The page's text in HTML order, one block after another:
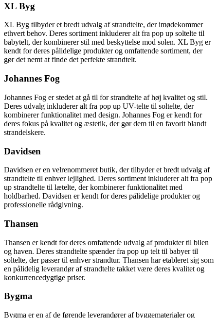
XL Byg
XL Byg tilbyder et bredt udvalg af strandtelte, der imødekommer
ethvert behov. Deres sortiment inkluderer alt fra pop up soltelte til
babytelt, der kombinerer stil med beskyttelse mod solen. XL Byg er
kendt for deres pålidelige produkter og omfattende sortiment, der
gør det nemt at finde det perfekte strandtelt.
Johannes Fog
Johannes Fog er stedet at gå til for strandtelte af høj kvalitet og stil.
Deres udvalg inkluderer alt fra pop up UV-telte til soltelte, der
kombinerer funktionalitet med design. Johannes Fog er kendt for
deres fokus på kvalitet og æstetik, der gør dem til en favorit blandt
strandelskere.
Davidsen
Davidsen er en velrenommeret butik, der tilbyder et bredt udvalg af
strandtelte til enhver lejlighed. Deres sortiment inkluderer alt fra pop
up strandtelte til lætelte, der kombinerer funktionalitet med
holdbarhed. Davidsen er kendt for deres pålidelige produkter og
professionelle rådgivning.
Thansen
Thansen er kendt for deres omfattende udvalg af produkter til bilen
og haven. Deres strandtelte spænder fra pop up telt til babyer til
soltelte, der passer til enhver strandtur. Thansen har etableret sig som
en pålidelig leverandør af strandtelte takket være deres kvalitet og
konkurrencedygtige priser.
Bygma
Bygma er en af de førende leverandører af byggematerialer og